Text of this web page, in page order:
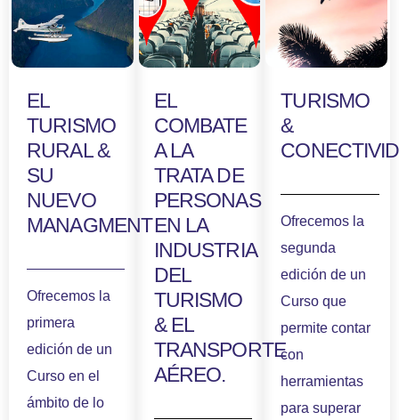
EL
TURISMO
RURAL &
SU
NUEVO
MANAGMENT
Ofrecemos la
primera
edición de un
Curso en el
ámbito de lo
EL
COMBATE
A LA
TRATA DE
PERSONAS
EN LA
INDUSTRIA
DEL
TURISMO
& EL
TRANSPORTE
AÉREO.
TURISMO
&
Ofrecemos la
segunda
edición de un
Curso que
permite contar
con
herramientas
para superar